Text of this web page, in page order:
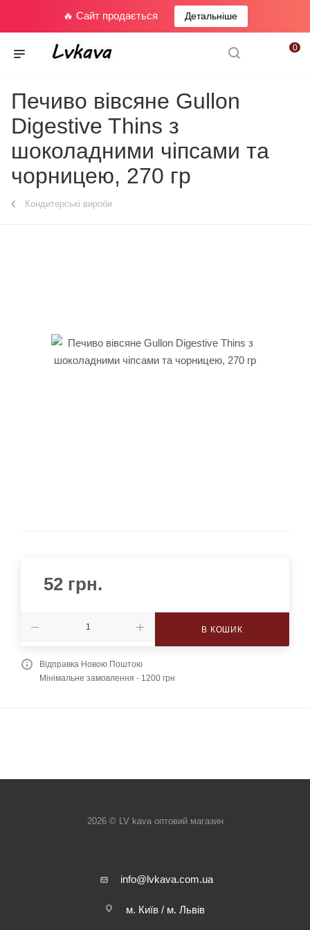
🔥 Сайт продається Детальніше
0
Печиво вівсяне Gullon
Digestive Thins з
шоколадними чіпсами та
чорницею, 270 гр
Кондитерські вироби
52 грн.
В КОШИК
Відправка Новою Поштою
Мінімальне замовлення - 1200 грн
2026 © LV kava оптовий магазин
info@lvkava.com.ua
м. Київ / м. Львів